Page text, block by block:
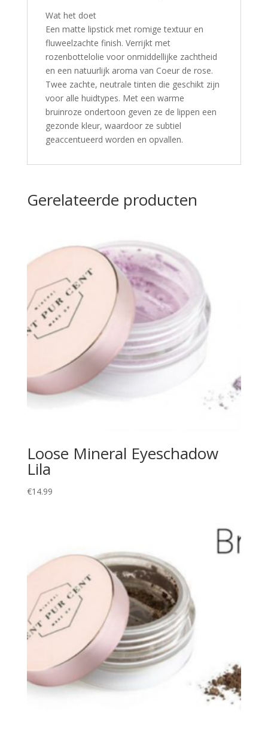
Wat het doet
Een matte lipstick met romige textuur en
fluweelzachte finish. Verrijkt met
rozenbottelolie voor onmiddellijke zachtheid
en een natuurlijk aroma van Coeur de rose.
Twee zachte, neutrale tinten die geschikt zijn
voor alle huidtypes. Met een warme
bruinroze ondertoon geven ze de lippen een
gezonde kleur, waardoor ze subtiel
geaccentueerd worden en opvallen.
Gerelateerde producten
Loose Mineral Eyeschadow
Lila
€14.99